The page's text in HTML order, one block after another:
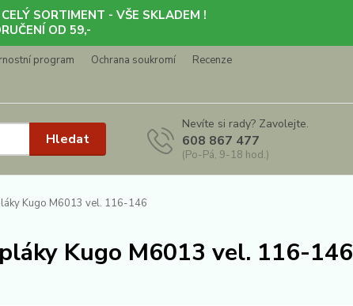
SORTIMENT - VŠE SKLADEM !
OD 59,-
program Ochrana soukromí
Recenze
Hledat
Nevíte si rady? Zavolejte.
608 867 477
(Po-Pá, 9-18 hod.)
Kugo M6013 vel. 116-146
Kugo M6013 vel. 116-146